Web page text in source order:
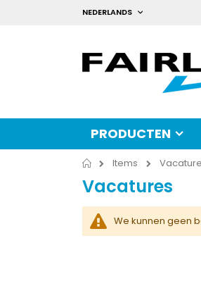
Ga
inhoud
TAAL
NEDERLANDS
PRODUCTEN
Home
Items
Vacatures
We kunnen geen